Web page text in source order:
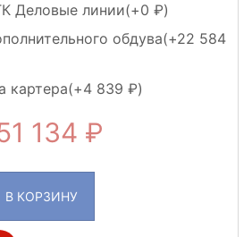
Деловые линии(+0
)
обдува(+22 584
картера(+4 839 )
134
В КОРЗИНУ